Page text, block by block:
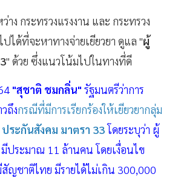
าง กระทรวงแรงงาน และ กระทรวง
ปได้ที่จะหาทางจ่ายเยียวยา ดูแล "ผู้
" ด้วย ซึ่งแนวโน้มไปในทางที่ดี
"สุชาติ ชมกลิ่น" รัฐมนตรีว่าการ
ถึงกรณีที่มีการเรียกร้องให้เยียวยากลุ่ม
ประกันสังคม มาตรา 33โดยระบุว่า ผู้
ประมาณ 11 ล้านคน โดยเงื่อนไข
ญชาติไทย มีรายได้ไม่เกิน 300,000